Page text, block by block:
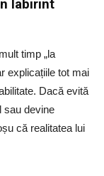
labirint
timp „la
explicațiile tot mai
Dacă evită
sau devine
că realitatea lui